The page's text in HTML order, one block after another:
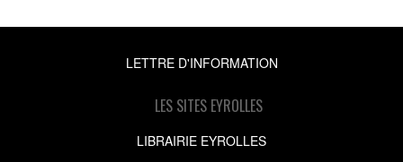
LETTRE D'INFORMATION
LES SITES EYROLLES
LIBRAIRIE EYROLLES